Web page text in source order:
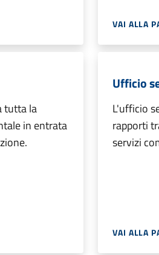
VAI ALLA
tutta la
in entrata
Ufficio
L'ufficio
rapporti
servizi
VAI ALLA